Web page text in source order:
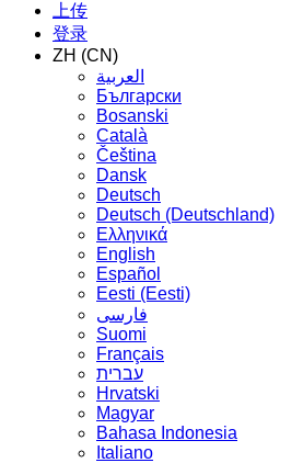
上传
登录
ZH (CN)
العربية
Български
Bosanski
Сatalà
Čeština
Dansk
Deutsch
Deutsch (Deutschland)
Ελληνικά
English
Español
Eesti (Eesti)
فارسی
Suomi
Français
עברית
Hrvatski
Magyar
Bahasa Indonesia
Italiano